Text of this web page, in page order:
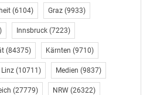
(6104) Graz (9933)
Innsbruck (7223)
(84375) Kärnten (9710)
Linz (10711) Medien (9837)
(27779) NRW (26322)